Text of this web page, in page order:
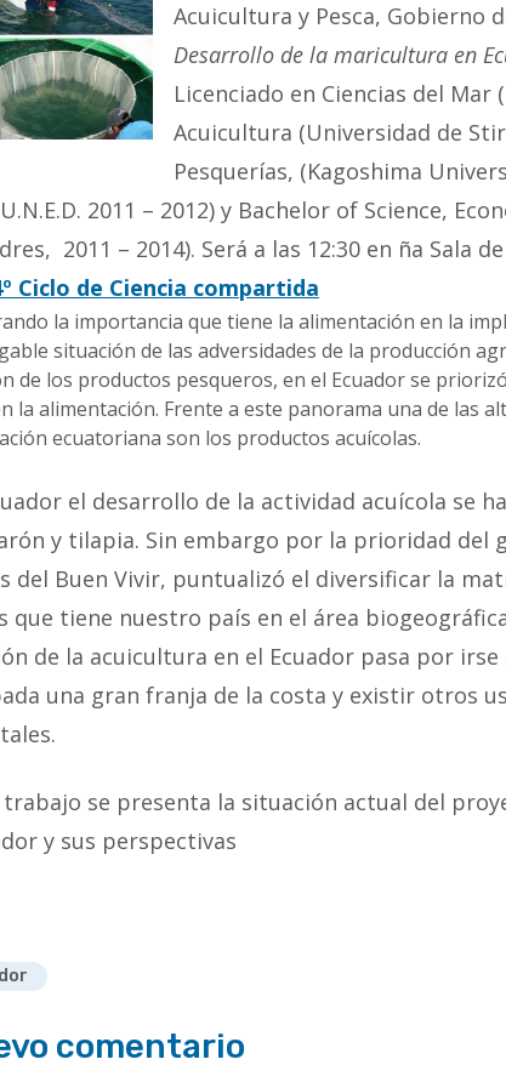
Acuicultura y Pesca, Gobierno
Desarrollo de la maricultura en
Licenciado en Ciencias del Mar
Acuicultura (Universidad de
Pesquerías, (Kagoshima
2011 – 2012) y Bachelor of Science,
2011 – 2014). Será a las 12:30 en ña Sala
Ciclo de Ciencia compartida
la importancia que tiene la alimentación en la
situación de las adversidades de la producción
de los productos pesqueros, en el Ecuador se
la alimentación. Frente a este panorama una de las
ecuatoriana son los productos acuícolas.
el desarrollo de la actividad acuícola se
y tilapia. Sin embargo por la prioridad del
del Buen Vivir, puntualizó el diversificar la
que tiene nuestro país en el área
de la acuicultura en el Ecuador pasa por
una gran franja de la costa y existir otros
trabajo se presenta la situación actual del
y sus perspectivas
comentario